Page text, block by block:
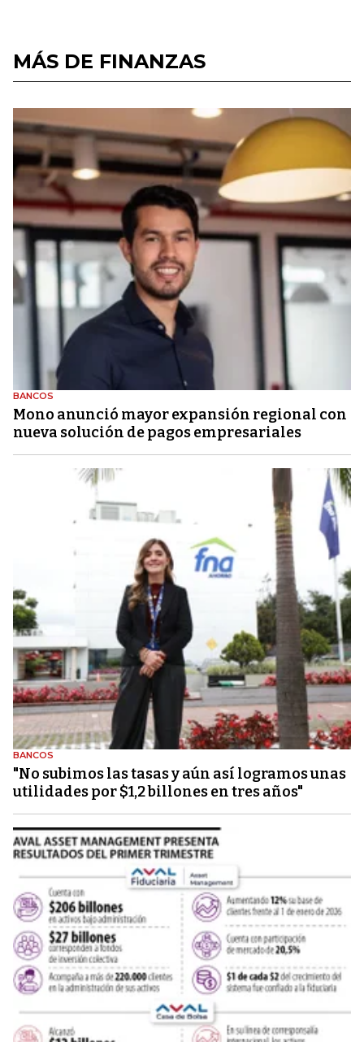
MÁS DE FINANZAS
BANCOS
Mono anunció mayor expansión regional con
nueva solución de pagos empresariales
BANCOS
"No subimos las tasas y aún así logramos unas
utilidades por $1,2 billones en tres años"